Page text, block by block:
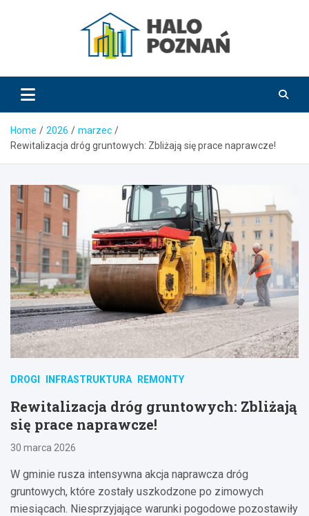
HaloPoznań.pl
Home 2026
marzec
Rewitalizacja dróg gruntowych: Zbliżają się prace naprawcze!
DROGI INFRASTRUKTURA REMONTY
Rewitalizacja dróg gruntowych: Zbliżają
się prace naprawcze!
30 marca 2026
W gminie rusza intensywna akcja naprawcza dróg
gruntowych, które zostały uszkodzone po zimowych
miesiącach. Niesprzyjające warunki pogodowe pozostawiły